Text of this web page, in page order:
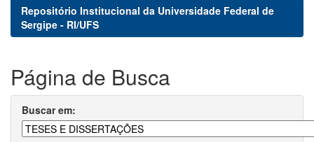
Repositório Institucional da Universidade Federal de
Sergipe - RI/UFS
Página de Busca
Buscar em: